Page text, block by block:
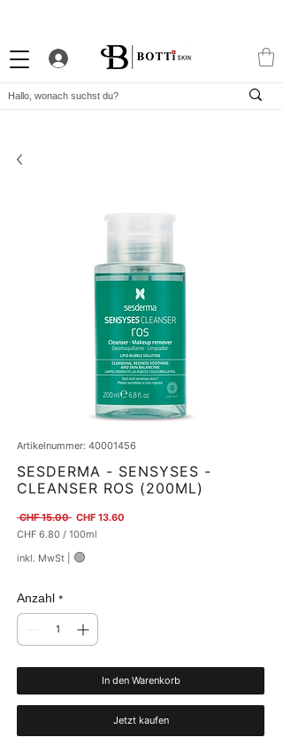
Artikelnummer: 40001456
SESDERMA - SENSYSES -
CLEANSER ROS (200ML)
CHF 15.00 Standardpreis
CHF 13.60
CHF 6.80 / 100ml
pro
inkl. MwSt 🟢
Anzahl *
In den Warenkorb
Jetzt kaufen